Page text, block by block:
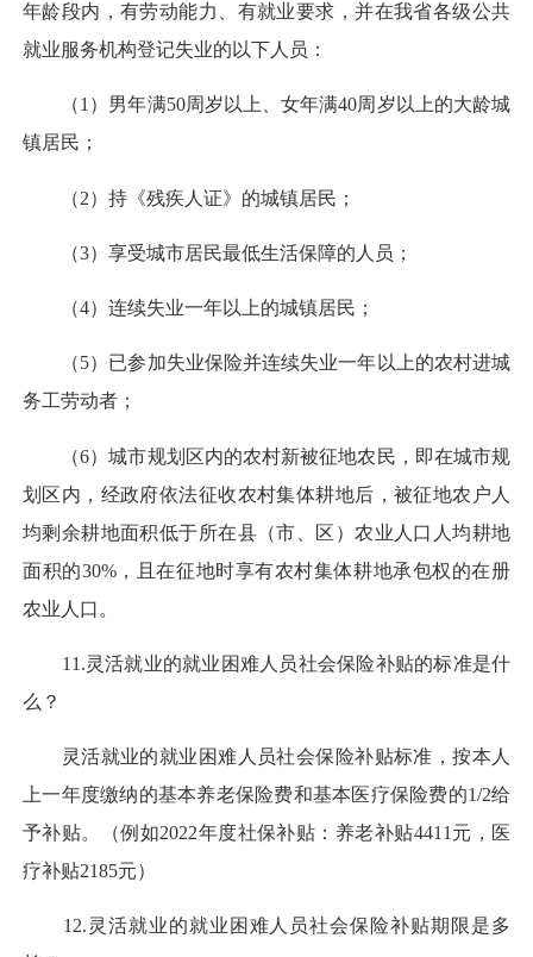
年龄段内，有劳动能力、有就业要求，并在我省各级公共
就业服务机构登记失业的以下人员：
（1）男年满50周岁以上、女年满40周岁以上的大龄城
镇居民；
（2）持《残疾人证》的城镇居民；
（3）享受城市居民最低生活保障的人员；
（4）连续失业一年以上的城镇居民；
（5）已参加失业保险并连续失业一年以上的农村进城
务工劳动者；
（6）城市规划区内的农村新被征地农民，即在城市规
划区内，经政府依法征收农村集体耕地后，被征地农户人
均剩余耕地面积低于所在县（市、区）农业人口人均耕地
面积的30%，且在征地时享有农村集体耕地承包权的在册
农业人口。
11.灵活就业的就业困难人员社会保险补贴的标准是什
么？
灵活就业的就业困难人员社会保险补贴标准，按本人
上一年度缴纳的基本养老保险费和基本医疗保险费的1/2给
予补贴。（例如2022年度社保补贴：养老补贴4411元，医
疗补贴2185元）
12.灵活就业的就业困难人员社会保险补贴期限是多